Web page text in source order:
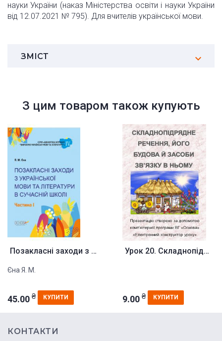
науки України (наказ Міністерства освіти і науки України
від 12.07.2021 № 795). Для вчителів української мови.
ЗМІСТ
З цим товаром також купують
Позакласні заходи з українсько...
Єна Я. М.
45.00 ₴ КУПИТИ
Урок 20. Складнопідрядне речен...
9.00 ₴ КУПИТИ
КОНТАКТИ